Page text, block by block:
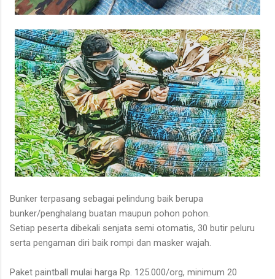
Bunker terpasang sebagai pelindung baik berupa
bunker/penghalang buatan maupun pohon pohon.
Setiap peserta dibekali senjata semi otomatis, 30 butir peluru
serta pengaman diri baik rompi dan masker wajah.
Paket paintball mulai harga Rp. 125.000/org, minimum 20